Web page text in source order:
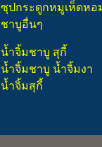
ซุปกระดูกหมูเห็ดหอ
ชาบูอื่นๆ
น้ำจิ้มชาบู สุกี้
น้ำจิ้มชาบู น้ำจิ้มงา
น้ำจิ้มสุกี้